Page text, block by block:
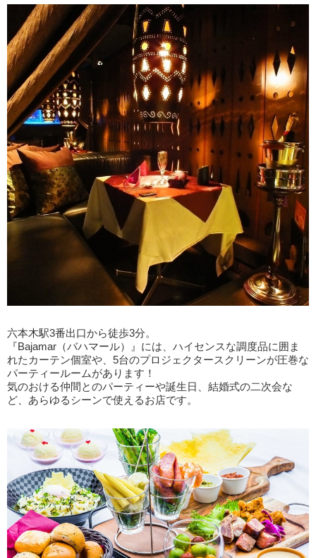
六本木駅3番出口から徒歩3分。
『Bajamar（バハマール）』には、ハイセンスな調度品に囲ま
れたカーテン個室や、5台のプロジェクタースクリーンが圧巻な
パーティールームがあります！
気のおける仲間とのパーティーや誕生日、結婚式の二次会な
ど、あらゆるシーンで使えるお店です。